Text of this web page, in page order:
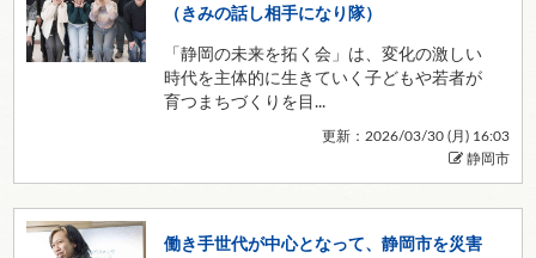
（きみの話し相手になり隊）
「静岡の未来を拓く会」は、変化の激しい
時代を主体的に生きていく子どもや若者が
育つまちづくりを目...
更新：2026/03/30 (月 ) 16:03
静岡市
働き手世代が中心となって、静岡市を災害